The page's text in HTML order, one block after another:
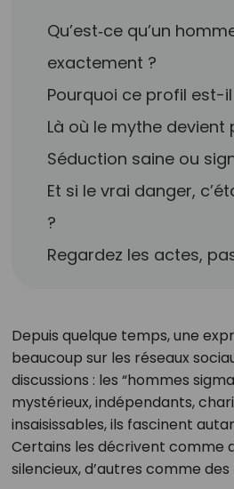
Qu’est‑ce qu’un
exactement ?
Pourquoi ce profil est-
Là où le mythe
Séduction saine ou
Et si le vrai danger,
?
Regardez les actes,
Depuis quelque temps, une
beaucoup sur les réseaux
discussions : les “hommes
mystérieux, indépendants,
insaisissables, ils fascinent
Certains les décrivent comme
silencieux, d’autres comme